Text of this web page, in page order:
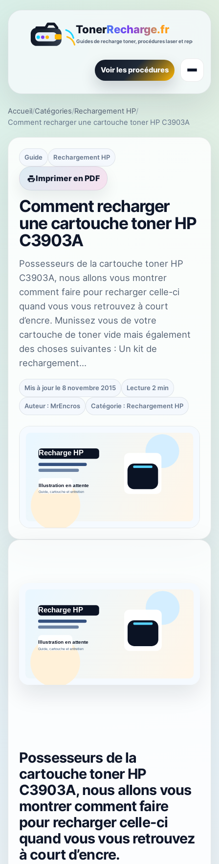
Voir les procédures
Accueil/Catégories/Rechargement HP/
Comment recharger une cartouche toner HP C3903A
Guide Rechargement HP
Imprimer en PDF
Comment recharger
une cartouche toner HP
C3903A
Possesseurs de la cartouche toner HP
C3903A, nous allons vous montrer
comment faire pour recharger celle-ci
quand vous vous retrouvez à court
d’encre. Munissez vous de votre
cartouche de toner vide mais également
des choses suivantes : Un kit de
rechargement…
Mis à jour le 8 novembre 2015 Lecture 2 min
Auteur : MrEncros Catégorie : Rechargement HP
Possesseurs de la
cartouche toner HP
C3903A, nous allons vous
montrer comment faire
pour recharger celle-ci
quand vous vous retrouvez
à court d’encre.